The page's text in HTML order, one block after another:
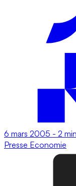
6 mars 2005 - 2 min
Presse Economie